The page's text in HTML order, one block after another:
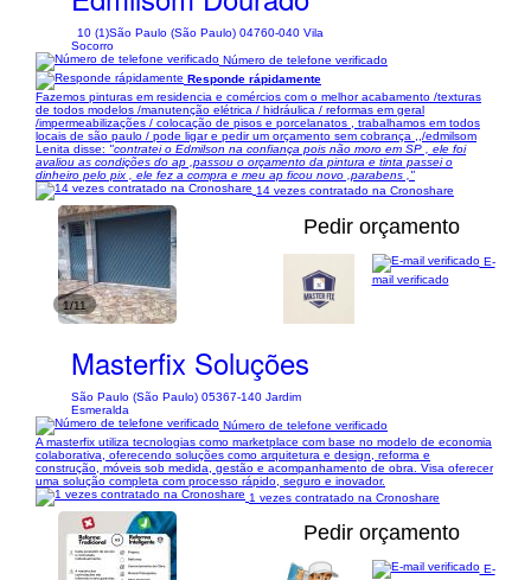
10 (1)São Paulo (São Paulo) 04760-040 Vila
Socorro
Número de telefone verificado
Responde rápidamente
Fazemos pinturas em residencia e comércios com o melhor acabamento /texturas
de todos modelos /manutenção elétrica / hidráulica / reformas em geral
/impermeabilizações / colocação de pisos e porcelanatos , trabalhamos em todos
locais de são paulo / pode ligar e pedir um orçamento sem cobrança ,,/edmilsom
Lenita disse: "contratei o Edmilson na confiança pois não moro em SP , ele foi
avaliou as condições do ap ,passou o orçamento da pintura e tinta passei o
dinheiro pelo pix , ele fez a compra e meu ap ficou novo ,parabens ,"
14 vezes contratado na Cronoshare
1/11
Pedir orçamento
Masterfix Soluções
São Paulo (São Paulo) 05367-140 Jardim
Esmeralda
E-
mail verificado
Número de telefone verificado
A masterfix utiliza tecnologias como marketplace com base no modelo de economia
colaborativa, oferecendo soluções como arquitetura e design, reforma e
construção, móveis sob medida, gestão e acompanhamento de obra. Visa oferecer
uma solução completa com processo rápido, seguro e inovador.
1 vezes contratado na Cronoshare
Pedir orçamento
E-